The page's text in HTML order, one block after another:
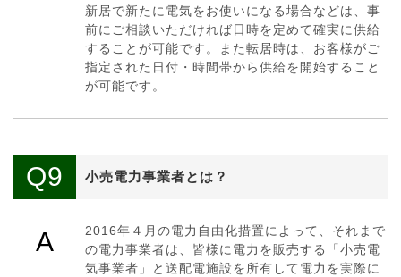
新居で新たに電気をお使いになる場合などは、事
前にご相談いただければ日時を定めて確実に供給
することが可能です。また転居時は、お客様がご
指定された日付・時間帯から供給を開始すること
が可能です。
Q9 小売電力事業者とは？
A
2016年４月の電力自由化措置によって、それまで
の電力事業者は、皆様に電力を販売する「小売電
気事業者」と送配電施設を所有して電力を実際に